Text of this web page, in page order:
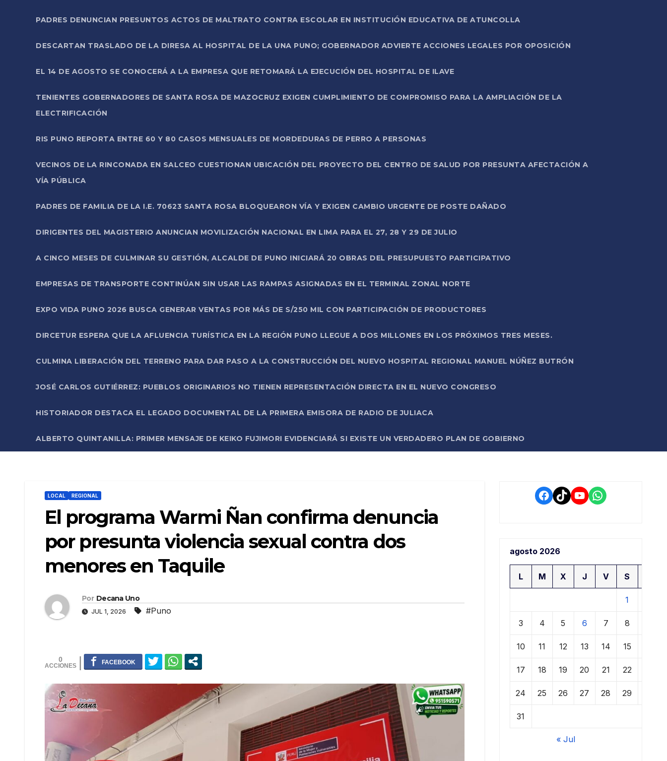
PADRES DENUNCIAN PRESUNTOS ACTOS DE MALTRATO CONTRA ESCOLAR EN INSTITUCIÓN EDUCATIVA DE ATUNCOLLA
DESCARTAN TRASLADO DE LA DIRESA AL HOSPITAL DE LA UNA PUNO; GOBERNADOR ADVIERTE ACCIONES LEGALES POR OPOSICIÓN
EL 14 DE AGOSTO SE CONOCERÁ A LA EMPRESA QUE RETOMARÁ LA EJECUCIÓN DEL HOSPITAL DE ILAVE
TENIENTES GOBERNADORES DE SANTA ROSA DE MAZOCRUZ EXIGEN CUMPLIMIENTO DE COMPROMISO PARA LA AMPLIACIÓN DE LA
ELECTRIFICACIÓN
RIS PUNO REPORTA ENTRE 60 Y 80 CASOS MENSUALES DE MORDEDURAS DE PERRO A PERSONAS
VECINOS DE LA RINCONADA EN SALCEO CUESTIONAN UBICACIÓN DEL PROYECTO DEL CENTRO DE SALUD POR PRESUNTA AFECTACIÓN A
VÍA PÚBLICA
PADRES DE FAMILIA DE LA I.E. 70623 SANTA ROSA BLOQUEARON VÍA Y EXIGEN CAMBIO URGENTE DE POSTE DAÑADO
DIRIGENTES DEL MAGISTERIO ANUNCIAN MOVILIZACIÓN NACIONAL EN LIMA PARA EL 27, 28 Y 29 DE JULIO
A CINCO MESES DE CULMINAR SU GESTIÓN, ALCALDE DE PUNO INICIARÁ 20 OBRAS DEL PRESUPUESTO PARTICIPATIVO
EMPRESAS DE TRANSPORTE CONTINÚAN SIN USAR LAS RAMPAS ASIGNADAS EN EL TERMINAL ZONAL NORTE
EXPO VIDA PUNO 2026 BUSCA GENERAR VENTAS POR MÁS DE S/250 MIL CON PARTICIPACIÓN DE PRODUCTORES
DIRCETUR ESPERA QUE LA AFLUENCIA TURÍSTICA EN LA REGIÓN PUNO LLEGUE A DOS MILLONES EN LOS PRÓXIMOS TRES MESES.
CULMINA LIBERACIÓN DEL TERRENO PARA DAR PASO A LA CONSTRUCCIÓN DEL NUEVO HOSPITAL REGIONAL MANUEL NÚÑEZ BUTRÓN
JOSÉ CARLOS GUTIÉRREZ: PUEBLOS ORIGINARIOS NO TIENEN REPRESENTACIÓN DIRECTA EN EL NUEVO CONGRESO
HISTORIADOR DESTACA EL LEGADO DOCUMENTAL DE LA PRIMERA EMISORA DE RADIO DE JULIACA
ALBERTO QUINTANILLA: PRIMER MENSAJE DE KEIKO FUJIMORI EVIDENCIARÁ SI EXISTE UN VERDADERO PLAN DE GOBIERNO
LOCAL REGIONAL
El programa Warmi Ñan confirma denuncia
por presunta violencia sexual contra dos
menores en Taquile
Por Decana Uno
JUL 1, 2026 #Puno
0
Facebook
TikTokYouTube
WhatsApp
agosto 2026
L M X J V S
1
3 4 5 6 7 8
10 11 12 13 14 15
17 18 19 20 21 22
24 25 26 27 28 29
31
« Jul